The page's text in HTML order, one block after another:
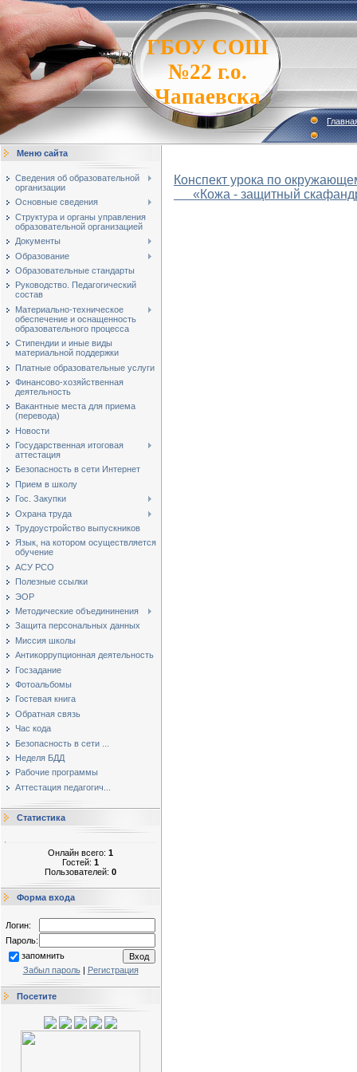
ГБОУ СОШ
№22 г.о.
Чапаевска
Меню сайта
Сведения об образовательной
организации
Основные сведения
Структура и органы управления
образовательной организацией
Документы
Образование
Образовательные стандарты
Руководство. Педагогический
состав
Материально-техническое
обеспечение и оснащенность
образовательного процесса
Стипендии и иные виды
материальной поддержки
Платные образовательные услуги
Финансово-хозяйственная
деятельность
Вакантные места для приема
(перевода)
Новости
Государственная итоговая
аттестация
Безопасность в сети Интернет
Прием в школу
Гос. Закупки
Охрана труда
Трудоустройство выпускников
Язык, на котором осуществляется
обучение
АСУ РСО
Полезные ссылки
ЭОР
Методические объедининения
Защита персональных данных
Миссия школы
Антикоррупционная деятельность
Госзадание
Фотоальбомы
Гостевая книга
Обратная связь
Час кода
Безопасность в сети ...
Неделя БДД
Рабочие программы
Аттестация педагогич...
Статистика
Онлайн всего: 1
Гостей: 1
Пользователей: 0
Форма входа
Логин:
Пароль:
запомнить
Забыл пароль| Регистрация
Посетите
Конспект урока по
«Кожа - защитный